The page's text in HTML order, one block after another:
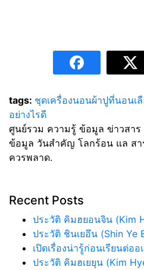
tags: ชุดเครื่องนอนผ้าปูที่นอนเ
อย่างไรดี
ศูนย์รวม ความรู้ ข้อมูล ข่าวสาร
ข้อมูล วันสำคัญ โลกร้อน แล ส
ควรพลาด.
Recent Posts
ประวัติ คิมฮยอนจิน (Kim
ประวัติ ชินเยอึน (Shin Ye
เปิดเรื่องน่ารู้ก่อนเรียนต่อ
ประวัติ คิมฮเยยุน (Kim